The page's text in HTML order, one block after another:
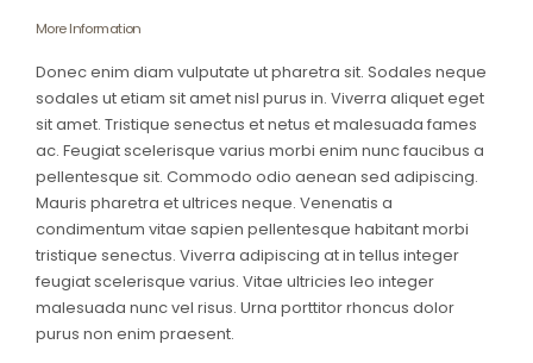
More Information
Donec enim diam vulputate ut pharetra sit. Sodales neque
sodales ut etiam sit amet nisl purus in. Viverra aliquet eget
sit amet. Tristique senectus et netus et malesuada fames
ac. Feugiat scelerisque varius morbi enim nunc faucibus a
pellentesque sit. Commodo odio aenean sed adipiscing.
Mauris pharetra et ultrices neque. Venenatis a
condimentum vitae sapien pellentesque habitant morbi
tristique senectus. Viverra adipiscing at in tellus integer
feugiat scelerisque varius. Vitae ultricies leo integer
malesuada nunc vel risus. Urna porttitor rhoncus dolor
purus non enim praesent.